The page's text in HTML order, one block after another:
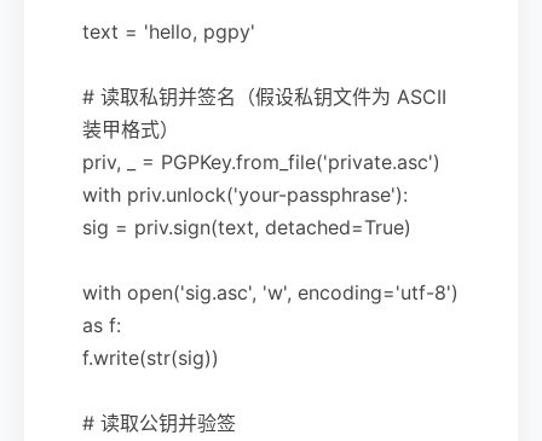
text = 'hello, pgpy'
# 读取私钥并签名（假设私钥文件为 ASCII
装甲格式）
priv, _ = PGPKey.from_file('private.asc')
with priv.unlock('your-passphrase'):
sig = priv.sign(text, detached=True)
with open('sig.asc', 'w', encoding='utf-8')
as f:
f.write(str(sig))
# 读取公钥并验签